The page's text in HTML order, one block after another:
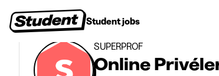
Student jobs
Student jobs>Genk>Online Privéleraar/bijlesgever (m/v) – €20 tot
SUPERPROF
Online